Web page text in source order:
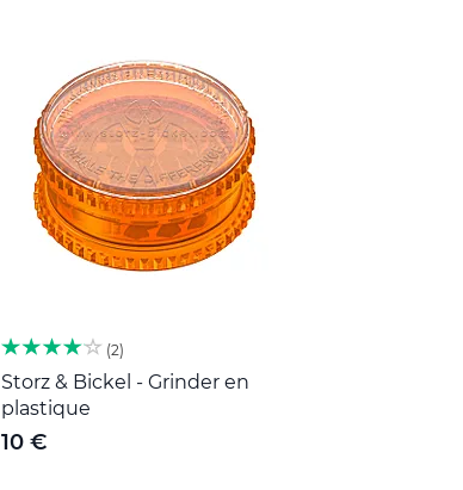
2
Storz & Bickel - Grinder en
plastique
10 €